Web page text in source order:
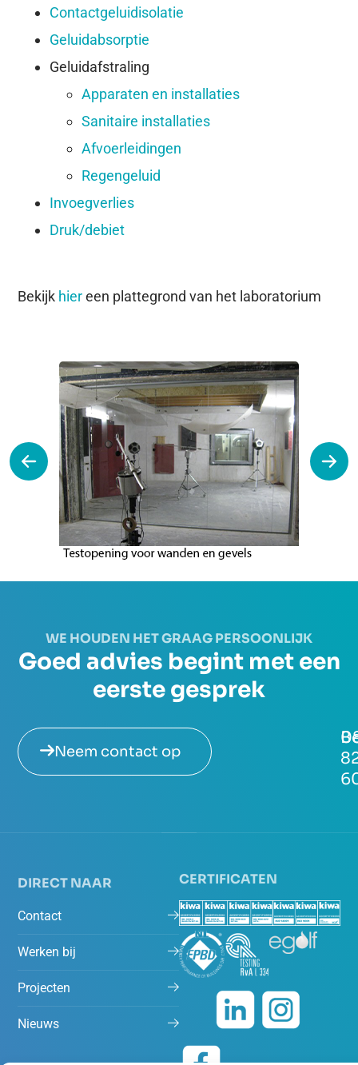
Contactgeluidisolatie
Geluidabsorptie
Geluidafstraling
Apparaten en installaties
Sanitaire installaties
Afvoerleidingen
Regengeluid
Invoegverlies
Druk/debiet
Bekijk hiereen plattegrond van het laboratorium
WE HOUDEN HET GRAAG PERSOONLIJK
Goed advies begint met een
eerste gesprek
Neem contact op
DIRECT NAAR
Contact
Werken bij
Projecten
Nieuws
CERTIFICATEN